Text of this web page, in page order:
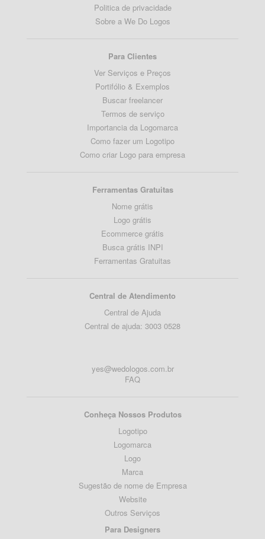
Politica de privacidade
Sobre a We Do Logos
Para Clientes
Ver Serviços e Preços
Portifólio & Exemplos
Buscar freelancer
Termos de serviço
Importancia da Logomarca
Como fazer um Logotipo
Como criar Logo para empresa
Ferramentas Gratuitas
Nome grátis
Logo grátis
Ecommerce grátis
Busca grátis INPI
Ferramentas Gratuitas
Central de Atendimento
Central de Ajuda
Central de ajuda: 3003 0528
yes@wedologos.com.br
FAQ
Conheça Nossos Produtos
Logotipo
Logomarca
Logo
Marca
Sugestão de nome de Empresa
Website
Outros Serviços
Para Designers